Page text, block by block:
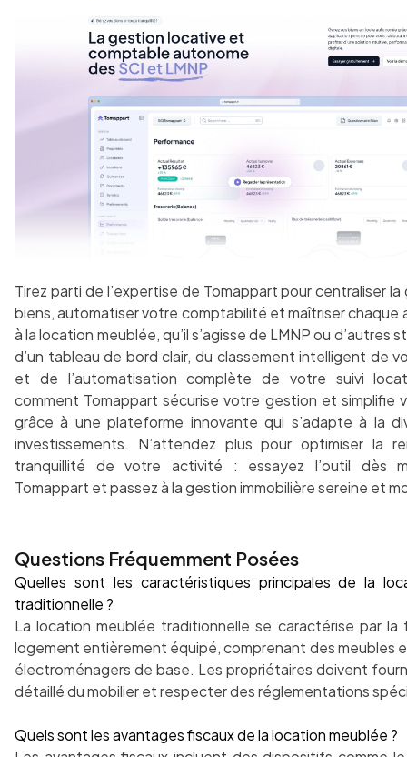
Tirez parti de l’expertise de Tomappartpour centraliser
biens, automatiser votre comptabilité et maîtriser chaque
à la location meublée, qu’il s’agisse de LMNP ou d’autres
d’un tableau de bord clair, du classement intelligent de
et de l’automatisation complète de votre suivi
comment Tomappart sécurise votre gestion et simplifie
grâce à une plateforme innovante qui s’adapte à la
investissements. N’attendez plus pour optimiser la
tranquillité de votre activité : essayez l’outil dès
Tomappart et passez à la gestion immobilière sereine et
Questions Fréquemment Posées
Quelles sont les caractéristiques principales de la
traditionnelle ?
La location meublée traditionnelle se caractérise par la
logement entièrement équipé, comprenant des meubles
électroménagers de base. Les propriétaires doivent
détaillé du mobilier et respecter des réglementations
Quels sont les avantages fiscaux de la location meublée ?